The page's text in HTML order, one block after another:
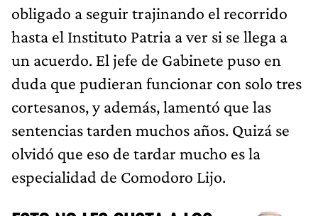
obligado a seguir trajinando el recorrido
hasta el Instituto Patria a ver si se llega a
un acuerdo. El jefe de Gabinete puso en
duda que pudieran funcionar con solo tres
cortesanos, y además, lamentó que las
sentencias tarden muchos años. Quizá se
olvidó que eso de tardar mucho es la
especialidad de Comodoro Lijo.